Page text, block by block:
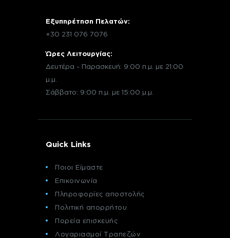
Εξυπηρέτηση Πελατών:
+30 231 076 7076
Ώρες Λειτουργίας:
Δευτέρα - Παρασκευή: 9:00 π.μ. με 21:00
μ.μ.
Σάββατο: 9:00 π.μ. με 15:00 μ.μ.
Quick Links
Ποιοι Είμαστε
Επικοινωνία
Πληροφορίες αποστολής
Πολιτική απορρήτου
Πορεία επισκευής
Λογαριασμοί Τραπεζών